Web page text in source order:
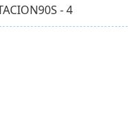
- 4